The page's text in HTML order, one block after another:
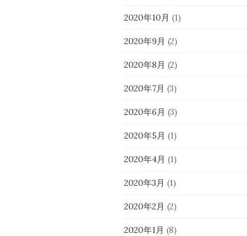
2020年10月 (1)
2020年9月 (2)
2020年8月 (2)
2020年7月 (3)
2020年6月 (3)
2020年5月 (1)
2020年4月 (1)
2020年3月 (1)
2020年2月 (2)
2020年1月 (8)